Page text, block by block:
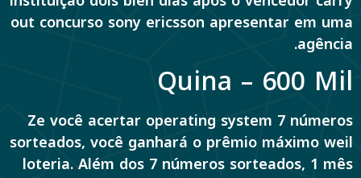
out concurso sony ericsson apresentar em uma
agência.
Quina – 600 Mil
Ze você acertar operating system 7 números
sorteados, você ganhará o prêmio máximo weil
loteria. Além dos 7 números sorteados, 1 mês